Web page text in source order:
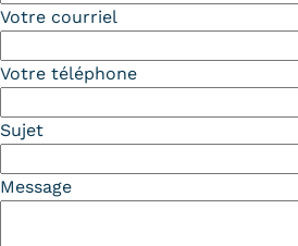
Votre courriel
Votre téléphone
Sujet
Message